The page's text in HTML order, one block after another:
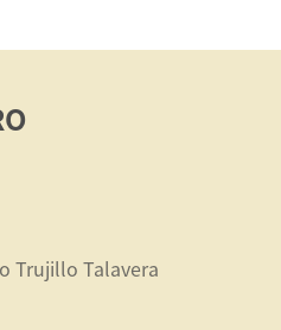
Trujillo Talavera